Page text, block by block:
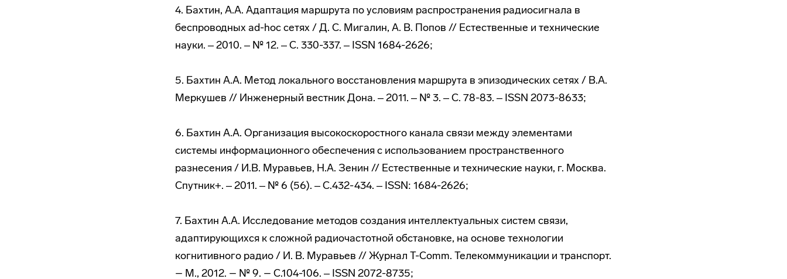
4. Бахтин, А.А. Адаптация маршрута по условиям распространения радиосигнала в
беспроводных ad-hoc сетях / Д. С. Мигалин, А. В. Попов // Естественные и технические
науки. ‒ 2010. ‒ № 12. ‒ С. 330-337. ‒ ISSN 1684-2626;
5. Бахтин А.А. Метод локального восстановления маршрута в эпизодических сетях / В.А.
Меркушев // Инженерный вестник Дона. ‒ 2011. ‒ № 3. ‒ С. 78-83. ‒ ISSN 2073-8633;
6. Бахтин А.А. Организация высокоскоростного канала связи между элементами
системы информационного обеспечения с использованием пространственного
разнесения / И.В. Муравьев, Н.А. Зенин // Естественные и технические науки, г. Москва.
Спутник+. ‒ 2011. ‒ № 6 (56). ‒ С.432-434. ‒ ISSN: 1684-2626;
7. Бахтин А.А. Исследование методов создания интеллектуальных систем связи,
адаптирующихся к сложной радиочастотной обстановке, на основе технологии
когнитивного радио / И. В. Муравьев // Журнал T-Comm. Телекоммуникации и транспорт.
– М., 2012. – № 9. – С.104-106. ‒ ISSN 2072-8735;